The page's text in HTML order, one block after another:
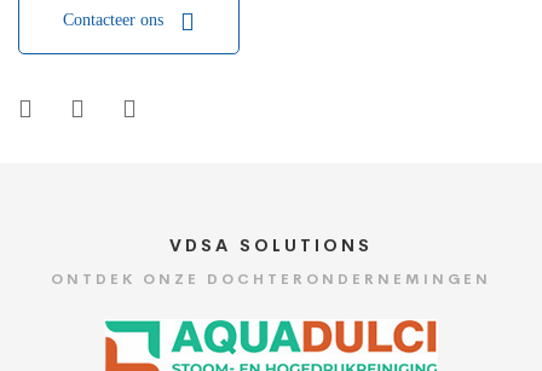
Contacteer ons
VDSA SOLUTIONS
ONTDEK ONZE DOCHTERONDERNEMINGEN